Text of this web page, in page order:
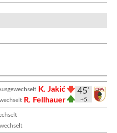
45'
+5
K. Jakić
R. Fellhauer